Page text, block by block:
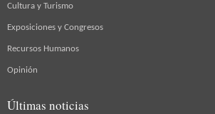
Cultura y Turismo
Exposiciones y Congresos
Recursos Humanos
Opinión
Últimas noticias